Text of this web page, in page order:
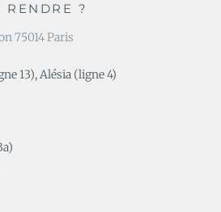
RENDRE ?
75014 Paris
13), Alésia (ligne 4)